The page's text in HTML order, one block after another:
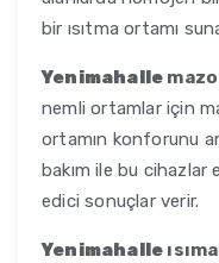
bir ısıtma ortamı
Yenimahalle
nemli ortamlar için
ortamın konforunu
bakım ile bu cihazlar
edici sonuçlar verir.
Yenimahalle